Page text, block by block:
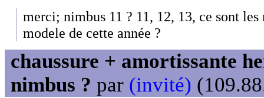
merci; nimbus 11 ? 11, 12, 13, ce sont
modele de cette année ?
chaussure + amortissante
nimbus ? par (invité)